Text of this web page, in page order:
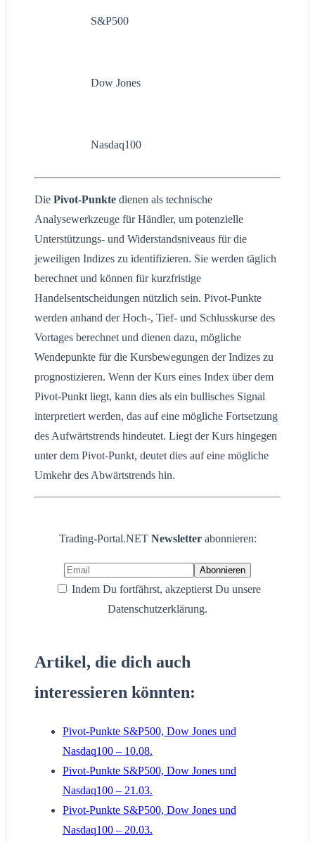
S&P500
Dow Jones
Nasdaq100
Die Pivot-Punkte dienen als technische
Analysewerkzeuge für Händler, um potenzielle
Unterstützungs- und Widerstandsniveaus für die
jeweiligen Indizes zu identifizieren. Sie werden täglich
berechnet und können für kurzfristige
Handelsentscheidungen nützlich sein. Pivot-Punkte
werden anhand der Hoch-, Tief- und Schlusskurse des
Vortages berechnet und dienen dazu, mögliche
Wendepunkte für die Kursbewegungen der Indizes zu
prognostizieren. Wenn der Kurs eines Index über dem
Pivot-Punkt liegt, kann dies als ein bullisches Signal
interpretiert werden, das auf eine mögliche Fortsetzung
des Aufwärtstrends hindeutet. Liegt der Kurs hingegen
unter dem Pivot-Punkt, deutet dies auf eine mögliche
Umkehr des Abwärtstrends hin.
Trading-Portal.NET Newsletter abonnieren:
Indem Du fortfährst, akzeptierst Du unsere
Datenschutzerklärung.
Artikel, die dich auch
interessieren könnten:
Pivot-Punkte S&P500, Dow Jones und
Nasdaq100 – 10.08.
Pivot-Punkte S&P500, Dow Jones und
Nasdaq100 – 21.03.
Pivot-Punkte S&P500, Dow Jones und
Nasdaq100 – 20.03.